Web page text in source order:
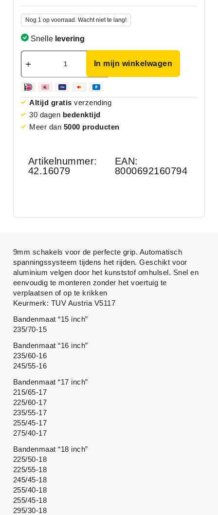
Nog 1 op voorraad. Wacht niet te lang!
Snelle levering
In mijn winkelwagen
Altijd gratis verzending
30 dagen bedenktijd
Meer dan 5000 producten
Artikelnummer:
42.16079
EAN:
8000692160794
9mm schakels voor de perfecte grip. Automatisch
spanningssysteem tijdens het rijden. Geschikt voor
aluminium velgen door het kunststof omhulsel. Snel en
eenvoudig te monteren zonder het voertuig te
verplaatsen of op te krikken
Keurmerk: TUV Austria V5117
Bandenmaat “15 inch”
235/70-15
Bandenmaat “16 inch”
235/60-16
245/55-16
Bandenmaat “17 inch”
215/65-17
225/60-17
235/55-17
255/45-17
275/40-17
Bandenmaat “18 inch”
225/50-18
225/55-18
245/45-18
255/40-18
255/45-18
295/30-18